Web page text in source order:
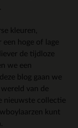
kleuren,
hoge of lage
de tijdloze
we een
blog gaan we
van de
nieuwste collectie
kunt